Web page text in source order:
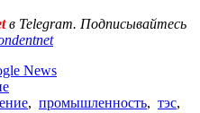
в Telegram. Подписывайтесь
News
, промышленность, тэс,